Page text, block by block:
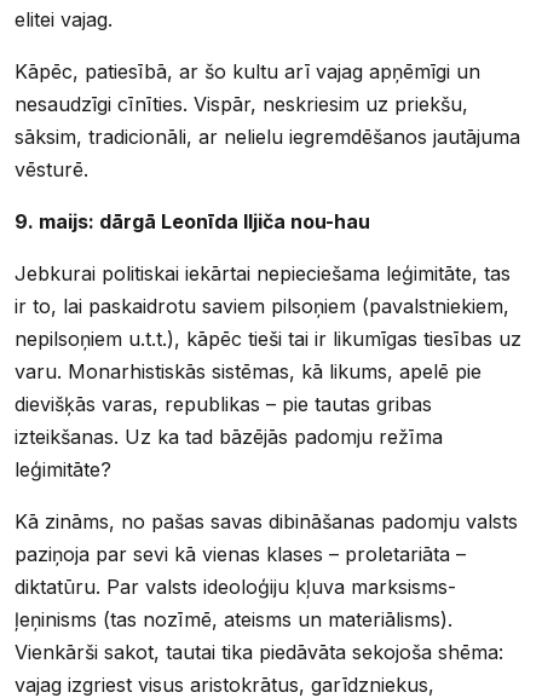
elitei vajag.
Kāpēc, patiesībā, ar šo kultu arī vajag apņēmīgi un
nesaudzīgi cīnīties. Vispār, neskriesim uz priekšu,
sāksim, tradicionāli, ar nelielu iegremdēšanos jautājuma
vēsturē.
9. maijs: dārgā Leonīda Iljiča nou-hau
Jebkurai politiskai iekārtai nepieciešama leģimitāte, tas
ir to, lai paskaidrotu saviem pilsoņiem (pavalstniekiem,
nepilsoņiem u.t.t.), kāpēc tieši tai ir likumīgas tiesības uz
varu. Monarhistiskās sistēmas, kā likums, apelē pie
dievišķās varas, republikas – pie tautas gribas
izteikšanas. Uz ka tad bāzējās padomju režīma
leģimitāte?
Kā zināms, no pašas savas dibināšanas padomju valsts
paziņoja par sevi kā vienas klases – proletariāta –
diktatūru. Par valsts ideoloģiju kļuva marksisms-
ļeņinisms (tas nozīmē, ateisms un materiālisms).
Vienkārši sakot, tautai tika piedāvāta sekojoša shēma:
vajag izgriest visus aristokrātus, garīdzniekus,